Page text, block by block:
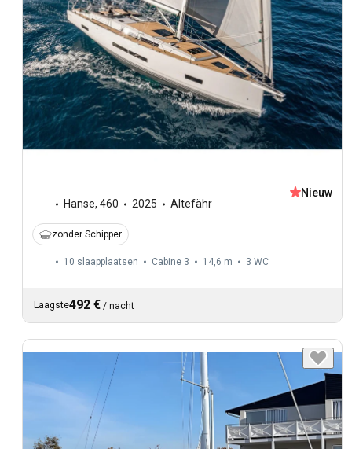
Hanse, 460 2025 Altefähr
Nieuw
zonder Schipper
10 slaapplaatsen Cabine 3 14,6 m 3 WC
Laagste492 € / nacht